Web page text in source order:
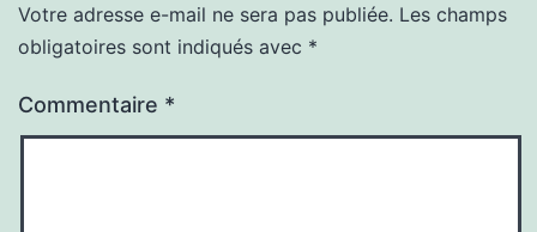
Votre adresse e-mail ne sera pas publiée. Les champs
obligatoires sont indiqués avec *
Commentaire *